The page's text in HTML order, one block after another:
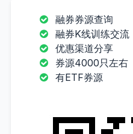
融券券源查询
融券K线训练交流
优惠渠道分享
券源4000只左右
有ETF券源